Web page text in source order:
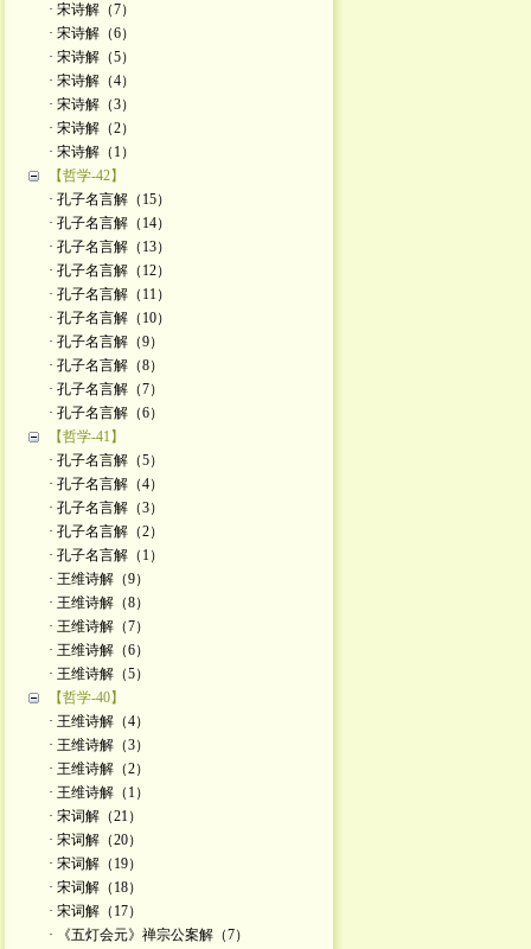
· 宋诗解（7）
· 宋诗解（6）
· 宋诗解（5）
· 宋诗解（4）
· 宋诗解（3）
· 宋诗解（2）
· ​宋诗解（1）
【哲学-42】
· 孔子名言解（15）
· 孔子名言解（14）
· 孔子名言解（13）
· 孔子名言解（12）
· 孔子名言解（11）
· 孔子名言解（10）
· 孔子名言解（9）
· 孔子名言解（8）
· 孔子名言解（7）
· 孔子名言解（6）
【哲学-41】
· 孔子名言解（5）
· 孔子名言解（4）
· 孔子名言解（3）
· 孔子名言解（2）
· 孔子名言解（1）
· 王维诗解（9）
· 王维诗解（8）
· 王维诗解（7）
· 王维诗解（6）
· 王维诗解（5）
【哲学-40】
· 王维诗解（4）
· 王维诗解（3）
· 王维诗解（2）
· 王维诗解（1）
· 宋词解（21）
· 宋词解（20）
· 宋词解（19）
· 宋词解（18）
· 宋词解（17）
· 《五灯会元》禅宗公案解（7）